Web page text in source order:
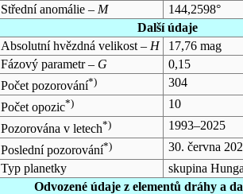
Střední anomálie – M
144,2598°
Další údaje
Absolutní hvězdná velikost – H
17,76 mag
Fázový parametr – G
0,15
Počet pozorování*)
304
Počet opozic*)
10
Pozorována v letech*)
1993–2025
Poslední pozorování*)
30. června
Typ planetky
skupina
Odvozené údaje z elementů dráhy a